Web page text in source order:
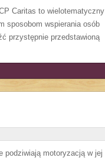
Caritas to wielotematyczny
sposobom wspierania osób
przystępnie przedstawioną
podziwiają motoryzacją w jej